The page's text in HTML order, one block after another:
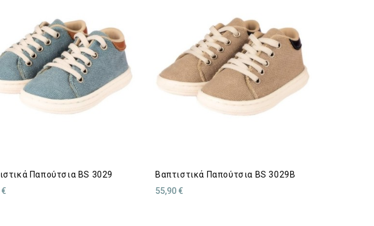
Παπούτσια BS 3029
€
Βαπτιστικά Παπούτσια BS 3029Β
55,90 €